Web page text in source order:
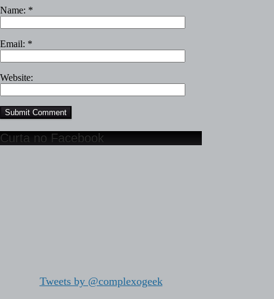
Name: *
Email: *
Website:
Curta no Facebook
Tweets by @complexogeek